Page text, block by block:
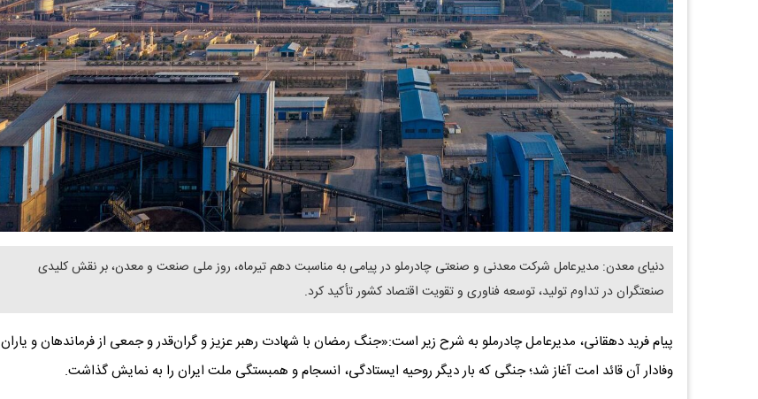
دنیای معدن: مدیرعامل شرکت معدنی و صنعتی چادرملو در پیامی به مناسبت دهم تیرماه، روز ملی صنعت و معدن، بر نقش کلیدی
صنعتگران در تداوم تولید، توسعه فناوری و تقویت اقتصاد کشور تأکید کرد.
پیام فرید دهقانی، مدیرعامل چادرملو به شرح زیر است:«جنگ رمضان با شهادت رهبر عزیز و گران‌قدر و جمعی از فرماندهان و یاران
وفادار آن قائد امت آغاز شد؛ جنگی که بار دیگر روحیه ایستادگی، انسجام و همبستگی ملت ایران را به نمایش گذاشت.